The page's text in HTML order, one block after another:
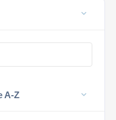
A-Z